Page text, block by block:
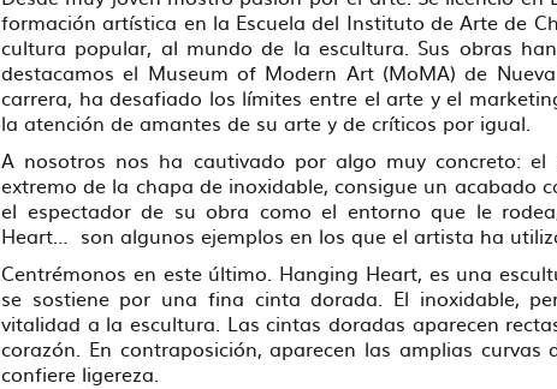
formación artística en la Escuela del Instituto de Arte de
cultura popular, al mundo de la escultura. Sus obras
destacamos el Museum of Modern Art (MoMA) de
carrera, ha desafiado los límites entre el arte y el
la atención de amantes de su arte y de críticos por igual.
A nosotros nos ha cautivado por algo muy concreto:
extremo de la chapa de inoxidable, consigue un acabado
el espectador de su obra como el entorno que le
Heart… son algunos ejemplos en los que el artista ha
Centrémonos en este último. Hanging Heart, es una
se sostiene por una fina cinta dorada. El inoxidable,
vitalidad a la escultura. Las cintas doradas aparecen
corazón. En contraposición, aparecen las amplias
confiere ligereza.